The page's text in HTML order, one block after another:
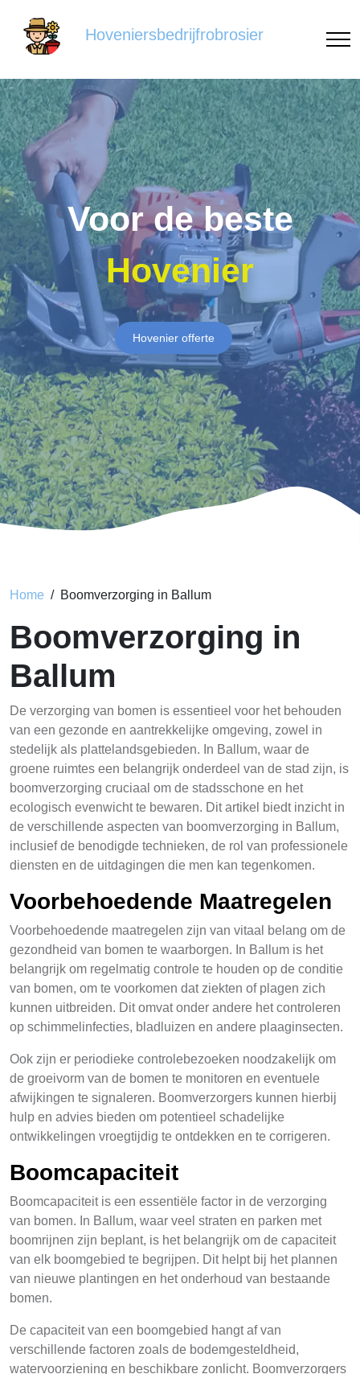
Hoveniersbedrijfrobrosier
Voor de beste
Hovenier
Hovenier offerte
Home Boomverzorging in Ballum
Boomverzorging in
Ballum
De verzorging van bomen is essentieel voor het behouden
van een gezonde en aantrekkelijke omgeving, zowel in
stedelijk als plattelandsgebieden. In Ballum, waar de
groene ruimtes een belangrijk onderdeel van de stad zijn, is
boomverzorging cruciaal om de stadsschone en het
ecologisch evenwicht te bewaren. Dit artikel biedt inzicht in
de verschillende aspecten van boomverzorging in Ballum,
inclusief de benodigde technieken, de rol van professionele
diensten en de uitdagingen die men kan tegenkomen.
Voorbehoedende Maatregelen
Voorbehoedende maatregelen zijn van vitaal belang om de
gezondheid van bomen te waarborgen. In Ballum is het
belangrijk om regelmatig controle te houden op de conditie
van bomen, om te voorkomen dat ziekten of plagen zich
kunnen uitbreiden. Dit omvat onder andere het controleren
op schimmelinfecties, bladluizen en andere plaaginsecten.
Ook zijn er periodieke controlebezoeken noodzakelijk om
de groeivorm van de bomen te monitoren en eventuele
afwijkingen te signaleren. Boomverzorgers kunnen hierbij
hulp en advies bieden om potentieel schadelijke
ontwikkelingen vroegtijdig te ontdekken en te corrigeren.
Boomcapaciteit
Boomcapaciteit is een essentiële factor in de verzorging
van bomen. In Ballum, waar veel straten en parken met
boomrijnen zijn beplant, is het belangrijk om de capaciteit
van elk boomgebied te begrijpen. Dit helpt bij het plannen
van nieuwe plantingen en het onderhoud van bestaande
bomen.
De capaciteit van een boomgebied hangt af van
verschillende factoren zoals de bodemgesteldheid,
watervoorziening en beschikbare zonlicht. Boomverzorgers